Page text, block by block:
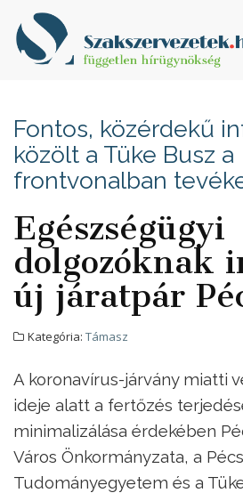
Fontos, közérdekű
közölt a Tüke Busz a
frontvonalban
Egészségügyi
dolgozóknak
új járatpár
Kategória: Támasz
A koronavírus-járvány miatti
ideje alatt a fertőzés
minimalizálása érdekében
Város Önkormányzata, a
Tudományegyetem és a